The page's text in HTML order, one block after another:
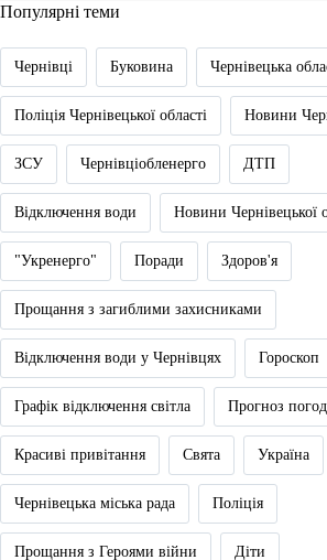
Популярні теми
Чернівці Буковина Чернівецька
Поліція Чернівецької області Новини
ЗСУ Чернівціобленерго ДТП
Відключення води Новини Чернівецької
"Укренерго" Поради Здоров'я
Прощання з загиблими захисниками
Відключення води у Чернівцях Гороскоп
Графік відключення світла Прогноз
Красиві привітання Свята Україна
Чернівецька міська рада Поліція
Прощання з Героями війни Діти